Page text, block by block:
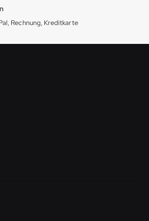
Rechnung, Kreditkarte